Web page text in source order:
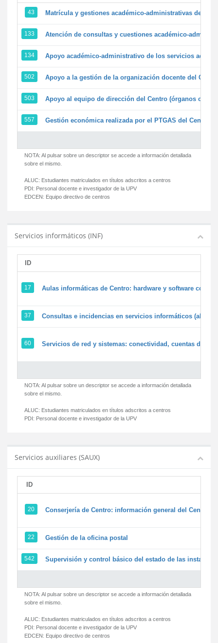
43 Matrícula y gestiones académico-administrativas de la
133 Atención de consultas y cuestiones académico-
134 Apoyo académico-administrativo de los servicios
502 Apoyo a la gestión de la organización docente del
503 Apoyo al equipo de dirección del Centro (órganos
557 Gestión económica realizada por el PTGAS del Centro
NOTA: Al pulsar sobre un descriptor se accede a información detallada
sobre el mismo.
ALUC: Estudiantes matriculados en títulos adscritos a centros
PDI: Personal docente e investigador de la UPV
EDCEN: Equipo directivo de centros
Servicios informáticos (INF)
ID
17 Aulas informáticas de Centro: hardware y software
37 Consultas e incidencias en servicios informáticos
60 Servicios de red y sistemas: conectividad, cuentas de
NOTA: Al pulsar sobre un descriptor se accede a información detallada
sobre el mismo.
ALUC: Estudiantes matriculados en títulos adscritos a centros
PDI: Personal docente e investigador de la UPV
Servicios auxiliares (SAUX)
ID
20 Conserjería de Centro: información general del Centro y
22 Gestión de la oficina postal
542 Supervisión y control básico del estado de las
NOTA: Al pulsar sobre un descriptor se accede a información detallada
sobre el mismo.
ALUC: Estudiantes matriculados en títulos adscritos a centros
PDI: Personal docente e investigador de la UPV
EDCEN: Equipo directivo de centros